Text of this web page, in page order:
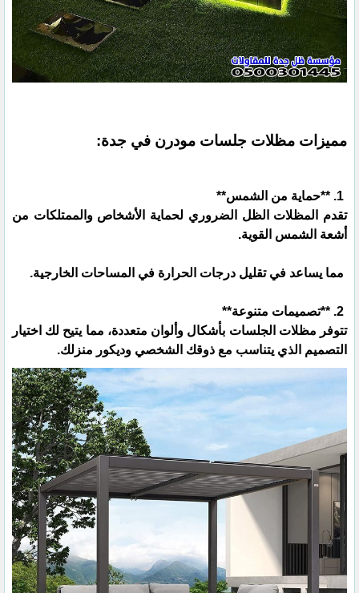
مميزات مظلات جلسات مودرن في جدة:
تقدم المظلات الظل الضروري لحماية الأشخاص والممتلكات من
أشعة الشمس القوية.
مما يساعد في تقليل درجات الحرارة في المساحات الخارجية.
تتوفر مظلات الجلسات بأشكال وألوان متعددة، مما يتيح لك اختيار
التصميم الذي يتناسب مع ذوقك الشخصي وديكور منزلك.